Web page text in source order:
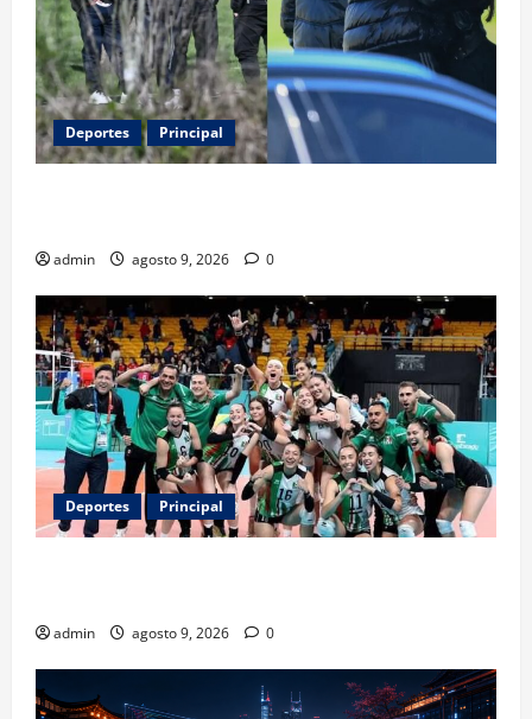
Deportes Principal
admin agosto 9, 2026 0
Deportes Principal
admin agosto 9, 2026 0